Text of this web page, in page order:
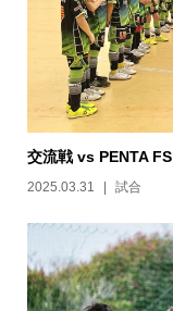
交流戦 vs PENTA FS
2025.03.31 試合